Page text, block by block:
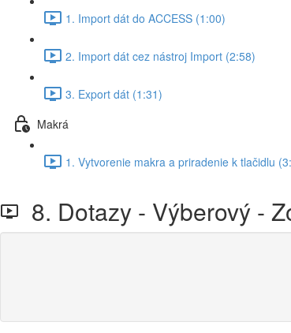
1. Import dát do ACCESS (1:00)
2. Import dát cez nástroj Import (2:58)
3. Export dát (1:31)
Makrá
1. Vytvorenie makra a priradenie k tlačidlu
8. Dotazy - Výberový -